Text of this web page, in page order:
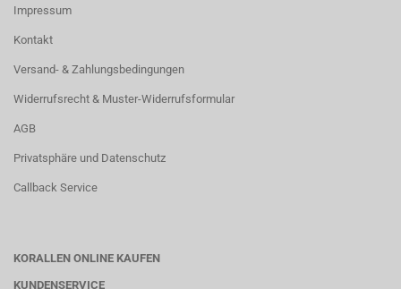
Impressum
Kontakt
Versand- & Zahlungsbedingungen
Widerrufsrecht & Muster-Widerrufsformular
AGB
Privatsphäre und Datenschutz
Callback Service
KORALLEN ONLINE KAUFEN
KUNDENSERVICE